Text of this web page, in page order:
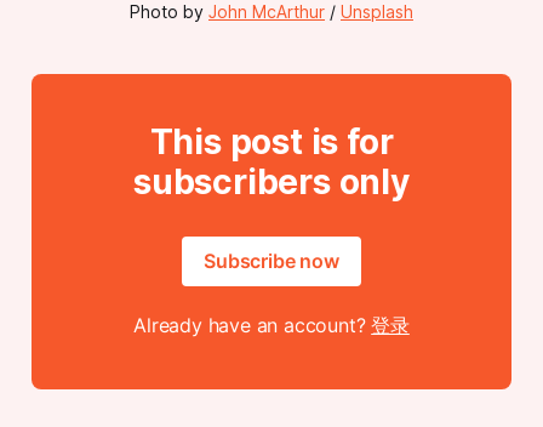
Photo by John McArthur / Unsplash
This post is for
subscribers only
Subscribe now
Already have an account?登录